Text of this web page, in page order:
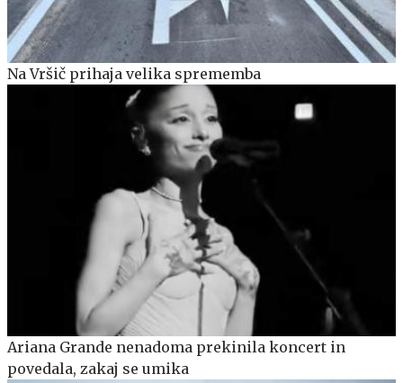
Na Vršič prihaja velika sprememba
Ariana Grande nenadoma prekinila koncert in
povedala, zakaj se umika